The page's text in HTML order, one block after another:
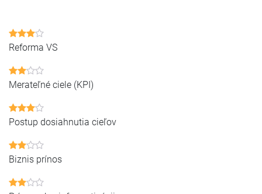
Reforma VS
Merateľné ciele (KPI)
Postup dosiahnutia cieľov
Biznis prínos